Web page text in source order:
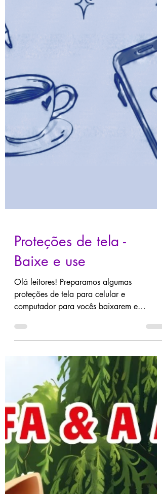
Proteções de tela -
Baixe e use
Olá leitores! Preparamos algumas
proteções de tela para celular e
computador para vocês baixarem e
usarem. É totalmente de graça e você pode
baixar todos os modelos (se quiser).
Seguem abaixo as imagens. Livros de
inspiração: Quando ele entra no meu bar,
Assunto Secreto & Que seus corações
sejam luz. Para computador: